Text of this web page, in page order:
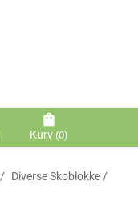
shopping_bag
Kurv (0)
Diverse Skoblokke /